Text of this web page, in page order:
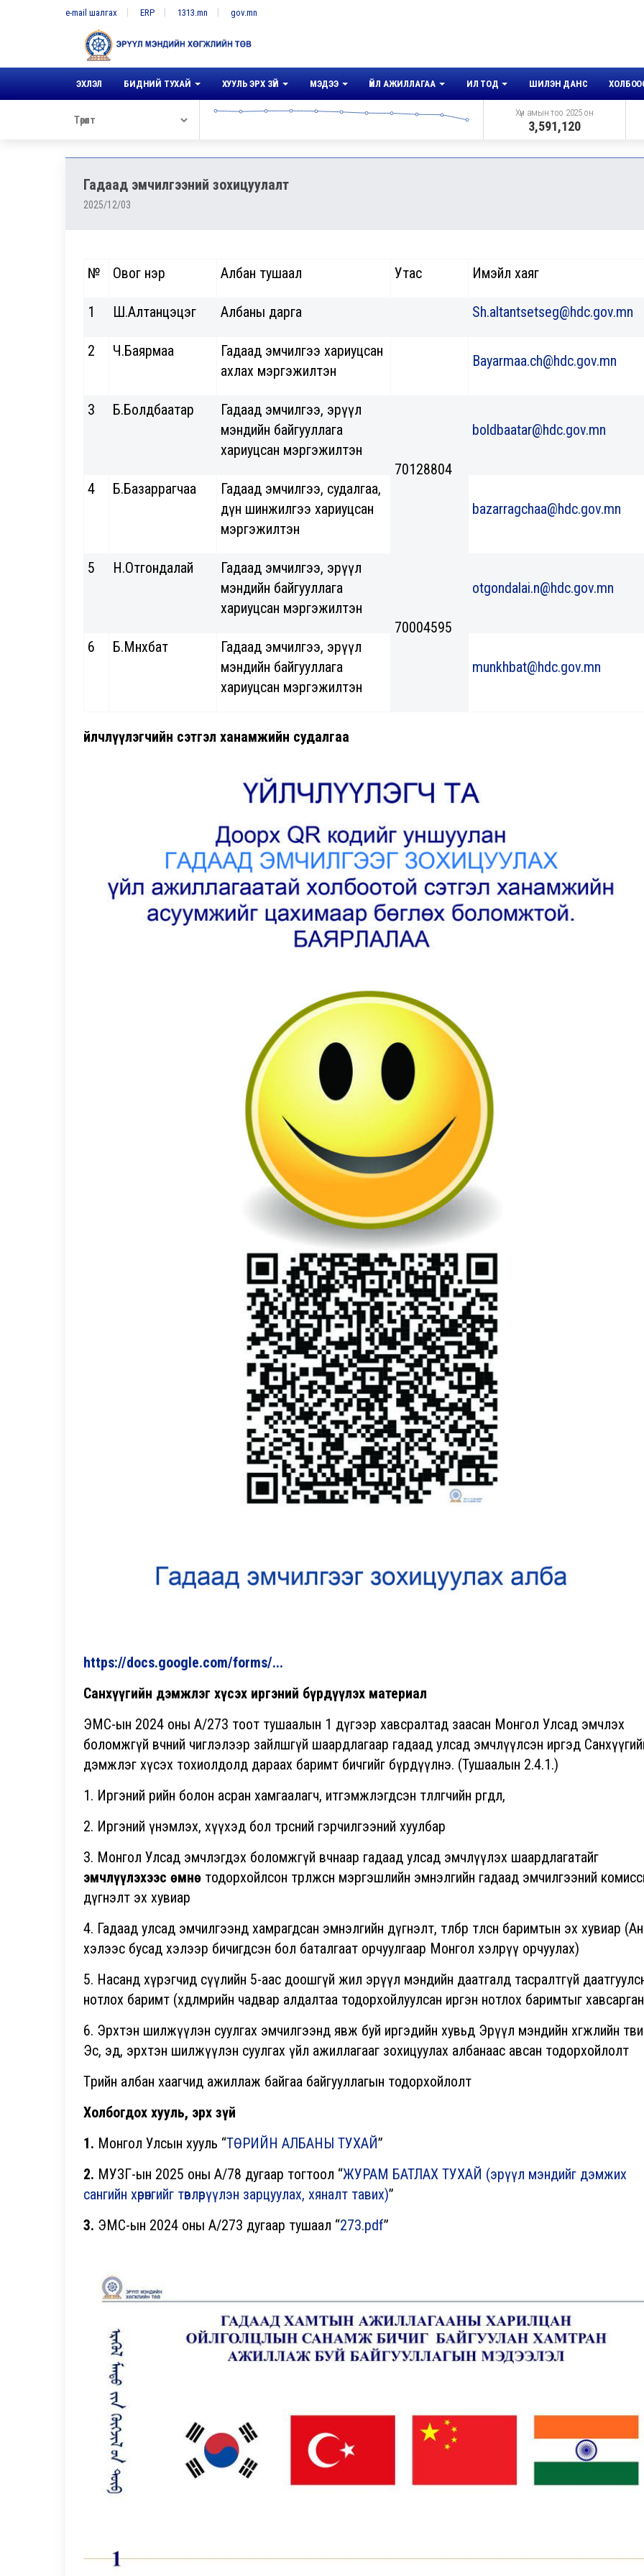
e-mail шалгах ERP 1313.mn gov.mn
ЭХЛЭЛ БИДНИЙ ТУХАЙ ХУУЛЬ ЭРХ ЗҮЙ МЭДЭЭ ҮЙЛ АЖИЛЛАГАА ИЛ ТОД ШИЛЭН ДАНС
Хүн амын тоо 2025 он
3,591,120
Гадаад эмчилгээний зохицуулалт
2025/12/03
№ Овог нэр Албан тушаал Утас Имэйл хаяг
1 Ш.Алтанцэцэг Албаны дарга Sh.altantsetseg@hdc.gov.mn
2 Ч.Баярмаа
Гадаад эмчилгээ хариуцсан
ахлах мэргэжилтэн
Bayarmaa.ch@hdc.gov.mn
3 Б.Болдбаатар
Гадаад эмчилгээ, эрүүл
мэндийн байгууллага
хариуцсан мэргэжилтэн
70128804
boldbaatar@hdc.gov.mn
4 Б.Базаррагчаа
Гадаад эмчилгээ, судалгаа,
дүн шинжилгээ хариуцсан
мэргэжилтэн
bazarragchaa@hdc.gov.mn
5 Н.Отгондалай
Гадаад эмчилгээ, эрүүл
мэндийн байгууллага
хариуцсан мэргэжилтэн
70004595
otgondalai.n@hdc.gov.mn
6 Б.Мөнхбат
Гадаад эмчилгээ, эрүүл
мэндийн байгууллага
хариуцсан мэргэжилтэн
munkhbat@hdc.gov.mn
Үйлчлүүлэгчийн сэтгэл ханамжийн судалгаа
https://docs.google.com/forms/...
Санхүүгийн дэмжлэг хүсэх иргэний бүрдүүлэх материал
ЭМС-ын 2024 оны А/273 тоот тушаалын 1 дүгээр хавсралтад заасан Монгол Улсад эмчлэх
боломжгүй өвчний чиглэлээр зайлшгүй шаардлагаар гадаад улсад эмчлүүлсэн иргэд
дэмжлэг хүсэх тохиолдолд дараах баримт бичгийг бүрдүүлнэ. (Тушаалын 2.4.1.)
1. Иргэний өөрийн болон асран хамгаалагч, итгэмжлэгдсэн төлөөлөгчийн өргөдөл,
2. Иргэний үнэмлэх, хүүхэд бол төрсний гэрчилгээний хуулбар
3. Монгол Улсад эмчлэгдэх боломжгүй өвчнаар гадаад улсад эмчлүүлэх шаардлагатайг
эмчлүүлэхээс өмнө тодорхойлсон төрөлжсөн мэргэшлийн эмнэлгийн гадаад эмчилгээний
дүгнэлт эх хувиар
4. Гадаад улсад эмчилгээнд хамрагдсан эмнэлгийн дүгнэлт, төлбөр төлсөн баримтын эх хувиар
хэлээс бусад хэлээр бичигдсэн бол баталгаат орчуулгаар Монгол хэлрүү орчуулах)
5. Насанд хүрэгчид сүүлийн 5-аас доошгүй жил эрүүл мэндийн даатгалд тасралтгүй
нотлох баримт (хөдөлмөрийн чадвар алдалтаа тодорхойлуулсан иргэн нотлох баримтыг
6. Эрхтэн шилжүүлэн суулгах эмчилгээнд явж буй иргэдийн хувьд Эрүүл мэндийн хөгжлийн
Эс, эд, эрхтэн шилжүүлэн суулгах үйл ажиллагааг зохицуулах албанаас авсан тодорхойлолт
Төрийн албан хаагчид ажиллаж байгаа байгууллагын тодорхойлолт
Холбогдох хууль, эрх зүй
1. Монгол Улсын хууль “ТӨРИЙН АЛБАНЫ ТУХАЙ”
2. МУЗГ-ын 2025 оны А/78 дугаар тогтоол “ЖУРАМ БАТЛАХ ТУХАЙ (эрүүл мэндийг дэмжих
сангийн хөрөнгийг төвлөрүүлэн зарцуулах, хяналт тавих)”
3. ЭМС-ын 2024 оны А/273 дугаар тушаал “273.pdf”